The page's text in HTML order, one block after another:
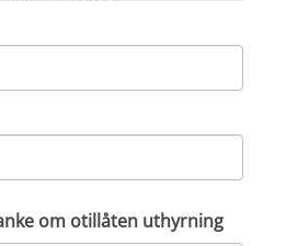
om otillåten uthyrning